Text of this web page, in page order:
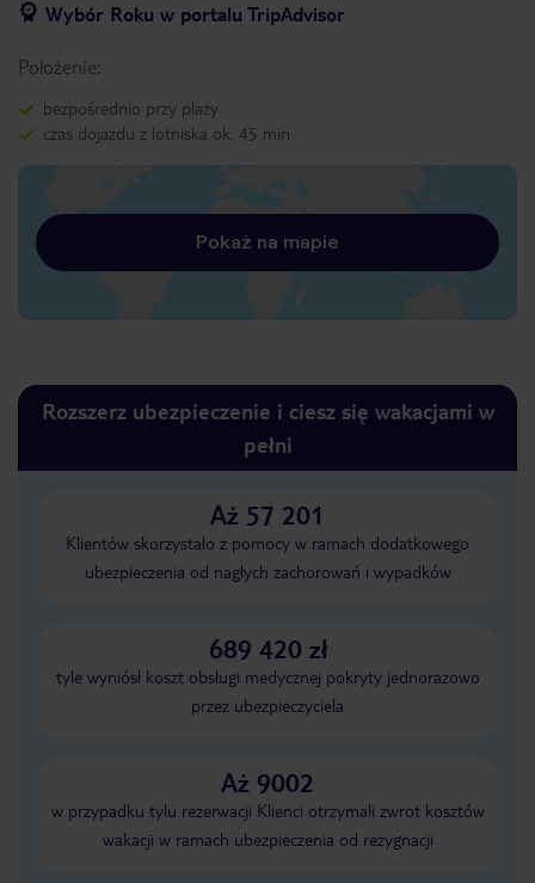
Wybór Roku w portalu TripAdvisor
Położenie:
bezpośrednio przy plaży
czas dojazdu z lotniska ok. 45 min
Pokaż na mapie
Rozszerz ubezpieczenie i ciesz się wakacjami w
pełni
Aż 57 201
Klientów skorzystało z pomocy w ramach dodatkowego
ubezpieczenia od nagłych zachorowań i wypadków
689 420 zł
tyle wyniósł koszt obsługi medycznej pokryty jednorazowo
przez ubezpieczyciela
Aż 9002
w przypadku tylu rezerwacji Klienci otrzymali zwrot kosztów
wakacji w ramach ubezpieczenia od rezygnacji